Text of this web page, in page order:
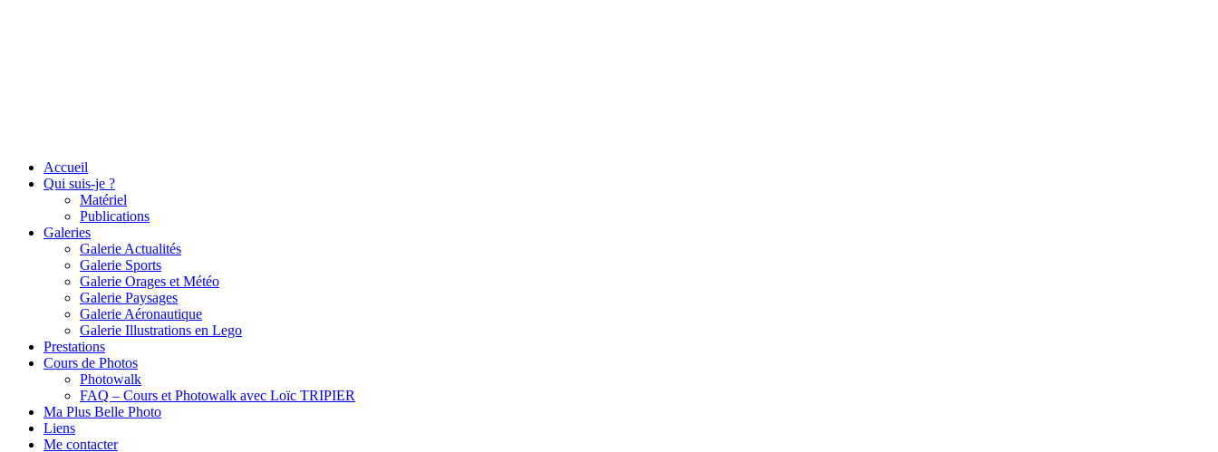
Accueil
Qui suis-je ?
Matériel
Publications
Galeries
Galerie Actualités
Galerie Sports
Galerie Orages et Météo
Galerie Paysages
Galerie Aéronautique
Galerie Illustrations en Lego
Prestations
Cours de Photos
Photowalk
FAQ – Cours et Photowalk avec Loïc TRIPIER
Ma Plus Belle Photo
Liens
Me contacter